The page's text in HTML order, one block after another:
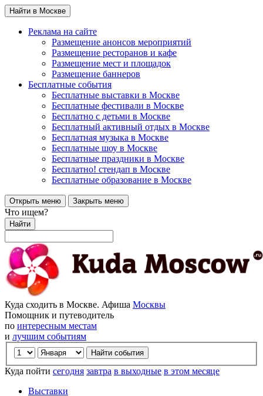
Найти в Москве
Реклама на сайте
Размещение анонсов мероприятий
Размещение ресторанов и кафе
Размещение мест и площадок
Размещение баннеров
Бесплатные события
Бесплатные выставки в Москве
Бесплатные фестивали в Москве
Бесплатно с детьми в Москве
Бесплатный активный отдых в Москве
Бесплатная музыка в Москве
Бесплатные шоу в Москве
Бесплатные праздники в Москве
Бесплатно! стендап в Москве
Бесплатные образование в Москве
Открыть меню Закрыть меню
Что ищем?
Найти
Куда сходить в Москве. Афиша Москвы
Помощник и путеводитель
по интересным местам
и лучшим событиям
Куда пойти сегодня завтра в выходные в этом месяце
Выставки